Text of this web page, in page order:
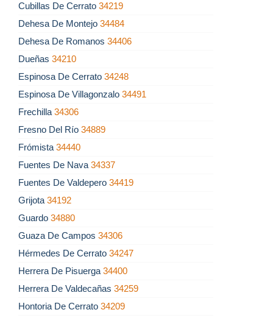
Cubillas De Cerrato 34219
Dehesa De Montejo 34484
Dehesa De Romanos 34406
Dueñas 34210
Espinosa De Cerrato 34248
Espinosa De Villagonzalo 34491
Frechilla 34306
Fresno Del Río 34889
Frómista 34440
Fuentes De Nava 34337
Fuentes De Valdepero 34419
Grijota 34192
Guardo 34880
Guaza De Campos 34306
Hérmedes De Cerrato 34247
Herrera De Pisuerga 34400
Herrera De Valdecañas 34259
Hontoria De Cerrato 34209